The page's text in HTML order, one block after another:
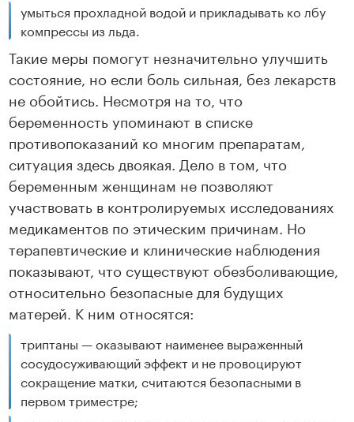
умыться прохладной водой и прикладывать ко лбу
компрессы из льда.
Такие меры помогут незначительно улучшить
состояние, но если боль сильная, без лекарств
не обойтись. Несмотря на то, что
беременность упоминают в списке
противопоказаний ко многим препаратам,
ситуация здесь двоякая. Дело в том, что
беременным женщинам не позволяют
участвовать в контролируемых исследованиях
медикаментов по этическим причинам. Но
терапевтические и клинические наблюдения
показывают, что существуют обезболивающие,
относительно безопасные для будущих
матерей. К ним относятся:
триптаны — оказывают наименее выраженный
сосудосуживающий эффект и не провоцируют
сокращение матки, считаются безопасными в
первом триместре;